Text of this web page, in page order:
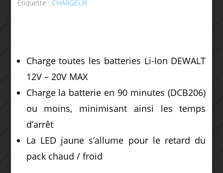
Étiquette : CHARGEUR
Charge toutes les batteries Li-Ion DEWALT
12V – 20V MAX
Charge la batterie en 90 minutes (DCB206)
ou moins, minimisant ainsi les temps
d’arrêt
La LED jaune s’allume pour le retard du
pack chaud / froid